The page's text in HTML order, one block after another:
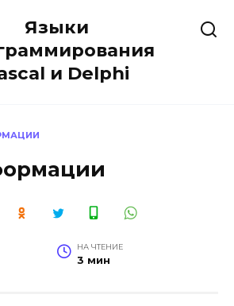
Языки
и Delphi
НА ЧТЕНИЕ
3 мин